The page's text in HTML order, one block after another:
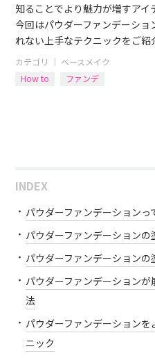
知ることでより魅力が増すアイ
今回はパウダーファンデーシ
れない上手なテクニックをご紹
カテゴリ ｜ ベースメイク
How to
ファンデ
INDEX
パウダーファンデーションっ
パウダーファンデーションの
パウダーファンデーションの
パウダーファンデーション
法
パウダーファンデーション
ニック